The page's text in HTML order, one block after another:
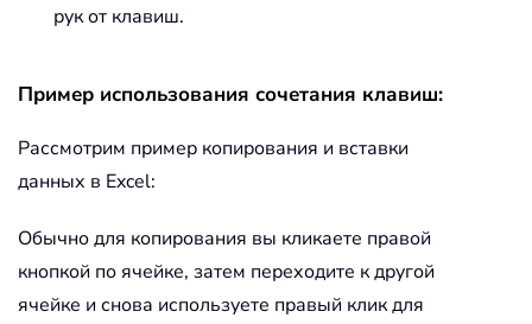
рук от клавиш.
Пример использования сочетания клавиш:
Рассмотрим пример копирования и вставки
данных в Excel:
Обычно для копирования вы кликаете правой
кнопкой по ячейке, затем переходите к другой
ячейке и снова используете правый клик для